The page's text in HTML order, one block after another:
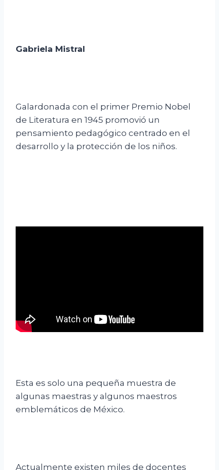
Gabriela Mistral
Galardonada con el primer Premio Nobel
de Literatura en 1945 promovió un
pensamiento pedagógico centrado en el
desarrollo y la protección de los niños.
Esta es solo una pequeña muestra de
algunas maestras y algunos maestros
emblemáticos de México.
Actualmente existen miles de docentes